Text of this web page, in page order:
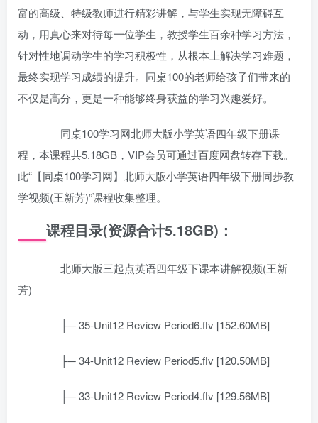
富的高级、特级教师进行精彩讲解，与学生实现无障碍互
动，用真心来对待每一位学生，教授学生百余种学习方法，
针对性地调动学生的学习积极性，从根本上解决学习难题，
最终实现学习成绩的提升。同桌100的老师给孩子们带来的
不仅是高分，更是一种能够终身获益的学习兴趣爱好。
同桌100学习网北师大版小学英语四年级下册课
程，本课程共5.18GB，VIP会员可通过百度网盘转存下载。
此“【同桌100学习网】北师大版小学英语四年级下册同步教
学视频(王新芳)”课程收集整理。
课程目录(资源合计5.18GB)：
北师大版三起点英语四年级下课本讲解视频(王新
芳)
├─ 35-Unit12 Review Period6.flv [152.60MB]
├─ 34-Unit12 Review Period5.flv [120.50MB]
├─ 33-Unit12 Review Period4.flv [129.56MB]